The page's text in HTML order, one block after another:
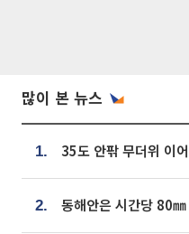
많이 본 뉴스
1.
2.